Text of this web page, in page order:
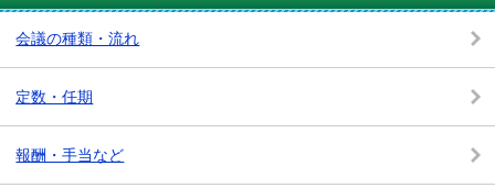
会議の種類・流れ
定数・任期
報酬・手当など